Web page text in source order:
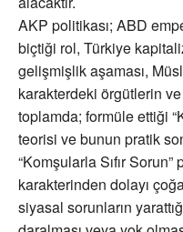
AKP politikası; ABD
biçtiği rol, Türkiye
gelişmişlik aşaması,
karakterdeki örgütlerin
toplamda; formüle ettiği
teorisi ve bunun pratik
“Komşularla Sıfır Sorun”
karakterinden dolayı
siyasal sorunların